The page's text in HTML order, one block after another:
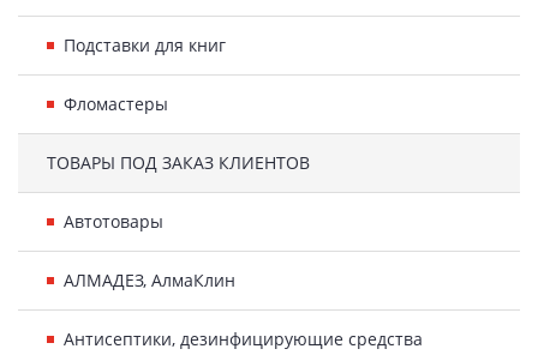
Подставки для книг
Фломастеры
ТОВАРЫ ПОД ЗАКАЗ КЛИЕНТОВ
Автотовары
АЛМАДЕЗ, АлмаКлин
Антисептики, дезинфицирующие средства